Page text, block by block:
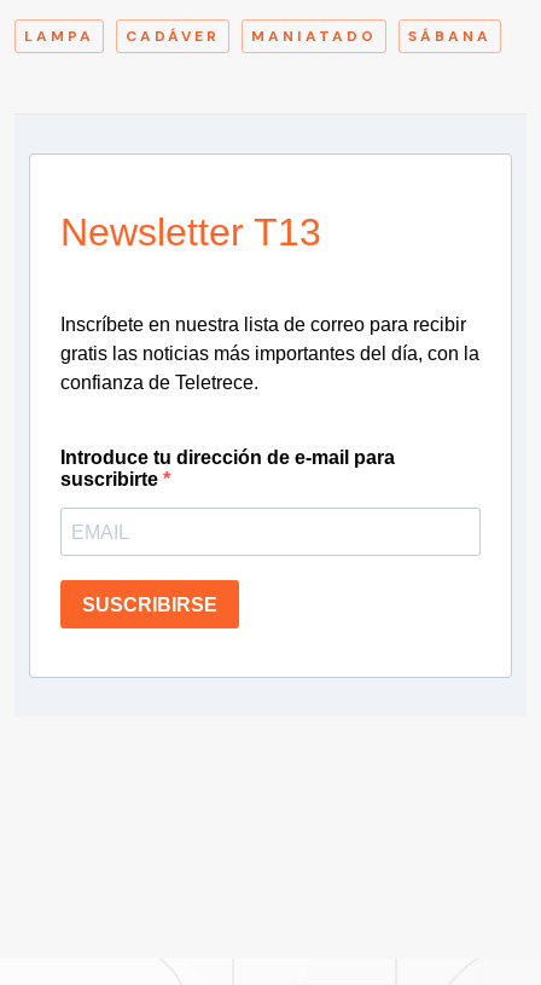
LAMPA CADÁVER MANIATADO SÁBANA
Newsletter T13
Inscríbete en nuestra lista de correo para recibir
gratis las noticias más importantes del día, con la
confianza de Teletrece.
Introduce tu dirección de e-mail para
suscribirte
SUSCRIBIRSE